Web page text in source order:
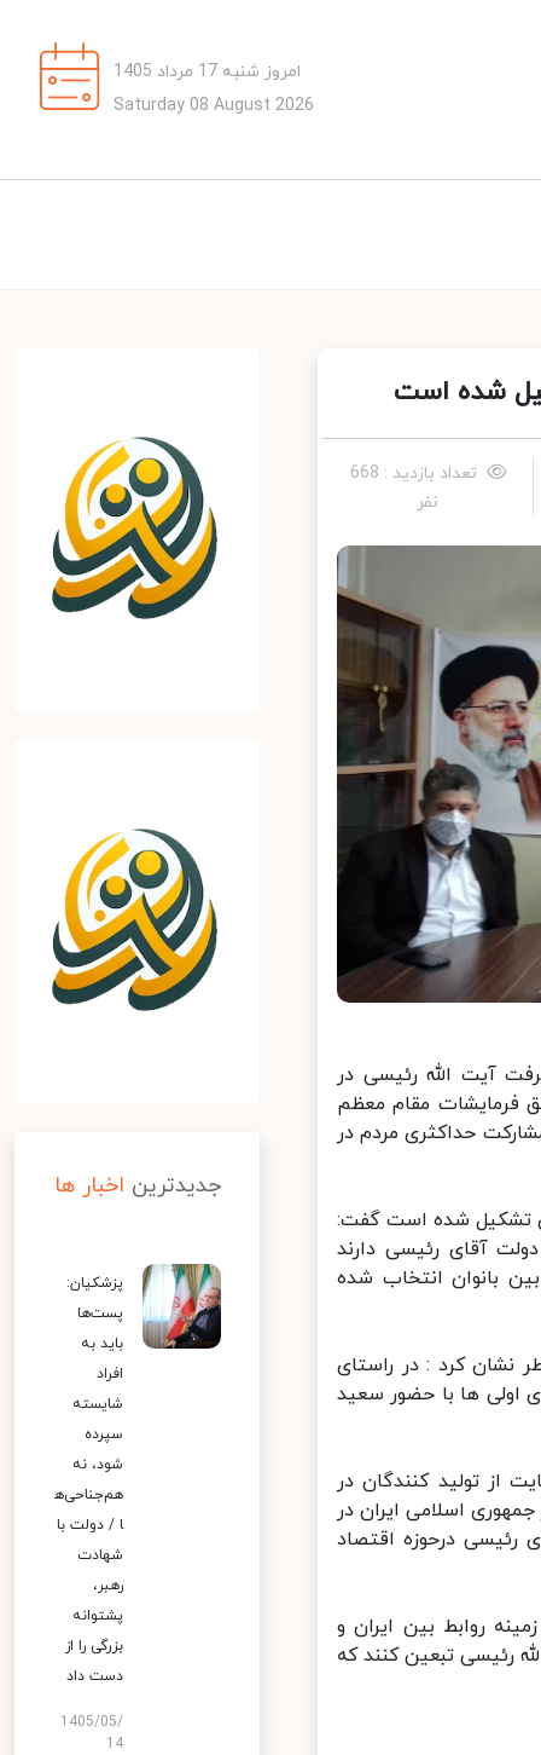
امروز شنبه 17 مرداد 1405
Saturday 08 August 2026
تعداد بازدید : 668
نفر
آیت الله رئیسی در
فرمایشات مقام معظم
حداکثری مردم در
رضوی تشکیل شده است گفت:
آقای رئیسی دارند
بانوان انتخاب شده
کرد : در راستای
ها با حضور سعید
از تولید کنندگان در
اسلامی ایران در
درحوزه اقتصاد
روابط بین ایران و
رئیسی تبعین کنند که
جدیدترین اخبار ها
پزشکیان:
پست‌ها
باید به
افراد
شایسته
سپرده
شود، نه
هم‌جناحی‌ه
ا / دولت با
شهادت
رهبر،
پشتوانه
بزرگی را از
دست داد
1405/05/
14